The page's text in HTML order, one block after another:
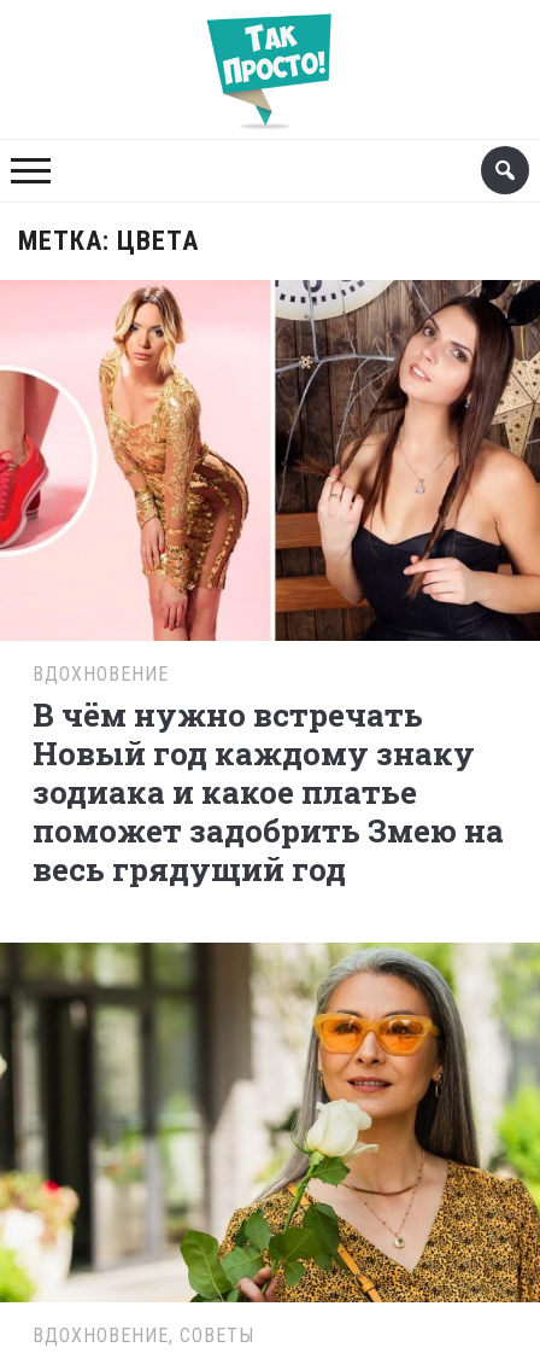
МЕТКА: ЦВЕТА
ВДОХНОВЕНИЕ
В чём нужно встречать
Новый год каждому знаку
зодиака и какое платье
поможет задобрить Змею на
весь грядущий год
ВДОХНОВЕНИЕ, СОВЕТЫ